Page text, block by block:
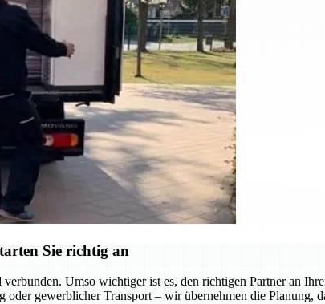
Sie richtig an
Umso wichtiger ist es, den richtigen Partner an
gewerblicher Transport – wir übernehmen die Planung,